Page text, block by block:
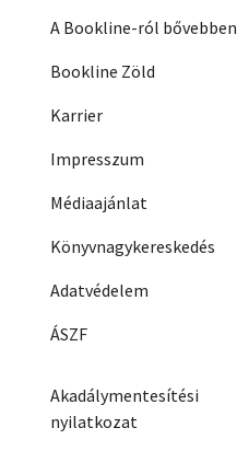
A Bookline-ról bővebben
Bookline Zöld
Karrier
Impresszum
Médiaajánlat
Könyvnagykereskedés
Adatvédelem
ÁSZF
Akadálymentesítési
nyilatkozat